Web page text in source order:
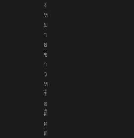
ง
ห
ม
า
ย
ข่
า
ว
ห
รื
อ
ติ
ด
ต่